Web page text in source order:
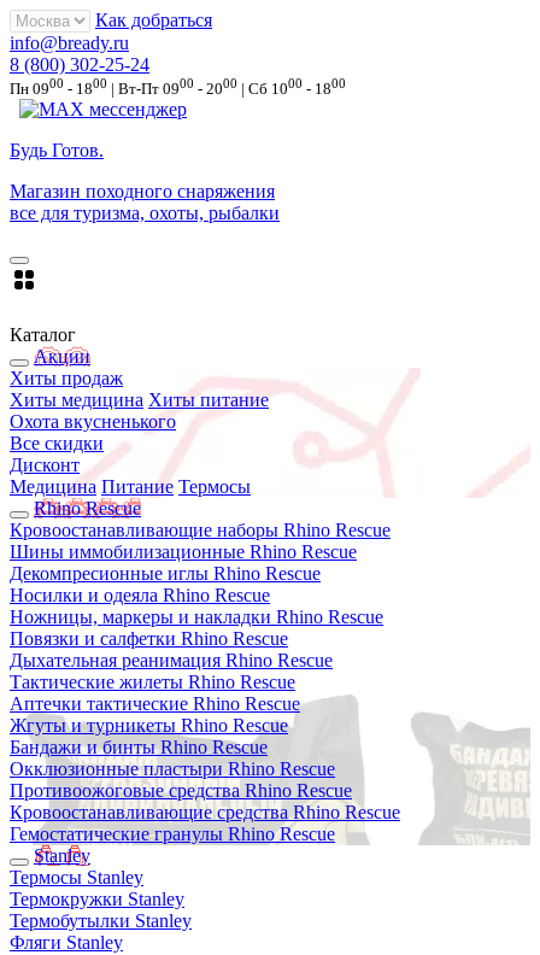
Как добраться
info@bready.ru
8 (800) 302-25-24
Пн 0900 - 1800 | Вт-Пт 0900 - 2000 | Сб 1000 - 1800
Будь Готов.
Магазин походного снаряжения
все для туризма, охоты, рыбалки
Каталог
Акции
Хиты продаж
Хиты медицина Хиты питание
Охота вкусненького
Все скидки
Дисконт
Медицина Питание Термосы
Rhino Rescue
Кровоостанавливающие наборы Rhino Rescue
Шины иммобилизационные Rhino Rescue
Декомпресионные иглы Rhino Rescue
Носилки и одеяла Rhino Rescue
Ножницы, маркеры и накладки Rhino Rescue
Повязки и салфетки Rhino Rescue
Дыхательная реанимация Rhino Rescue
Тактические жилеты Rhino Rescue
Аптечки тактические Rhino Rescue
Жгуты и турникеты Rhino Rescue
Бандажи и бинты Rhino Rescue
Окклюзионные пластыри Rhino Rescue
Противоожоговые средства Rhino Rescue
Кровоостанавливающие средства Rhino Rescue
Гемостатические гранулы Rhino Rescue
Stanley
Термосы Stanley
Термокружки Stanley
Термобутылки Stanley
Фляги Stanley